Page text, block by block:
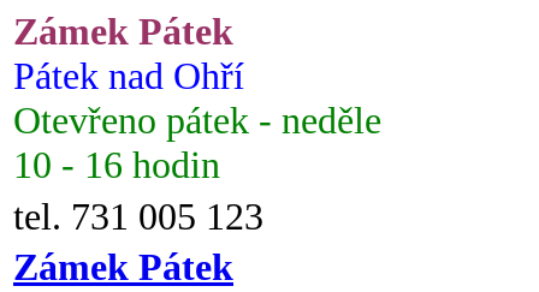
Zámek Pátek
Pátek nad Ohří
Otevřeno pátek - neděle
10 - 16 hodin
tel. 731 005 123
Zámek Pátek